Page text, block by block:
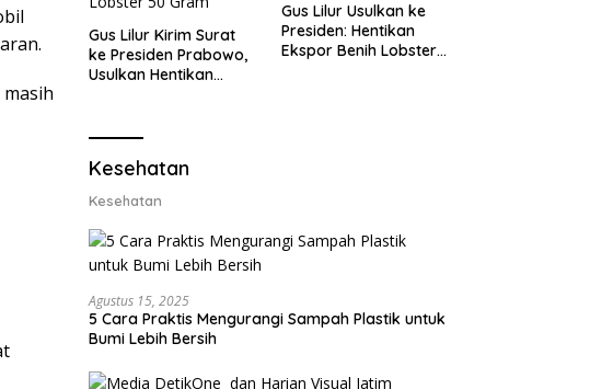
Gus Lilur Kirim Surat
ke Presiden Prabowo,
Usulkan Hentikan
Lobster 50 Gram
Gus Lilur Usulkan ke
Presiden: Hentikan
Ekspor Benih Lobster,
Kesehatan
Kesehatan
Agustus 15, 2025
5 Cara Praktis Mengurangi Sampah Plastik untuk
Bumi Lebih Bersih